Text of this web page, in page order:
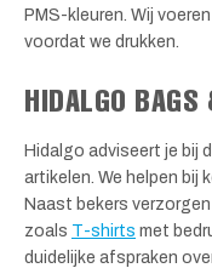
PMS-kleuren. Wij
voordat we drukken.
HIDALGO
Hidalgo adviseert je bij
artikelen. We helpen bij
Naast bekers
zoals T-shirts met
duidelijke afspraken